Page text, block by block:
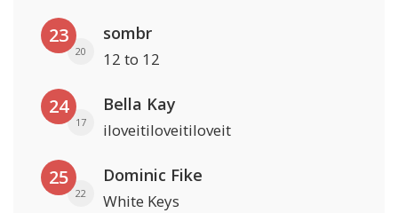
23
20
sombr
12 to 12
24
17
Bella Kay
iloveitiloveitiloveit
25
22
Dominic Fike
White Keys